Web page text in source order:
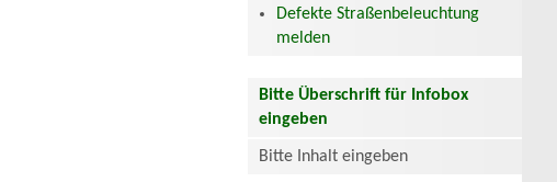
Defekte Straßenbeleuchtung
melden
Bitte Überschrift für Infobox
eingeben
Bitte Inhalt eingeben